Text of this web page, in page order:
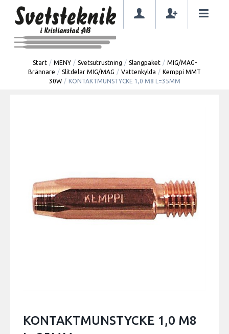
Start / MENY / Svetsutrustning / Slangpaket / MIG/MAG-
Brännare / Slitdelar MIG/MAG / Vattenkylda / Kemppi MMT
30W / KONTAKTMUNSTYCKE 1,0 M8 L=35MM
KONTAKTMUNSTYCKE 1,0 M8